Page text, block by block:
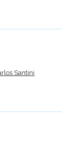
Santini